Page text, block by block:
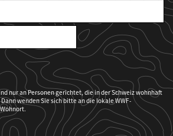
nur an Personen gerichtet, die in der Schweiz wohnhaft
wenden Sie sich bitte an die lokale WWF-